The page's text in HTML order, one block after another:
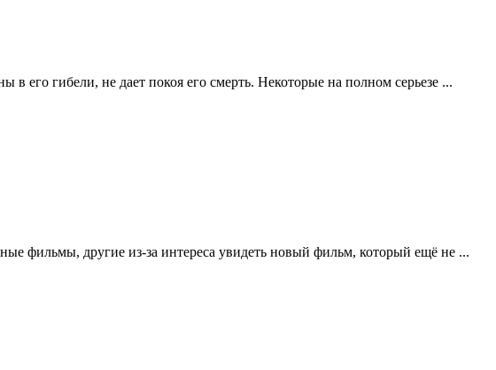
его гибели, не дает покоя его смерть. Некоторые на полном серьезе ...
фильмы, другие из-за интереса увидеть новый фильм, который ещё не ...